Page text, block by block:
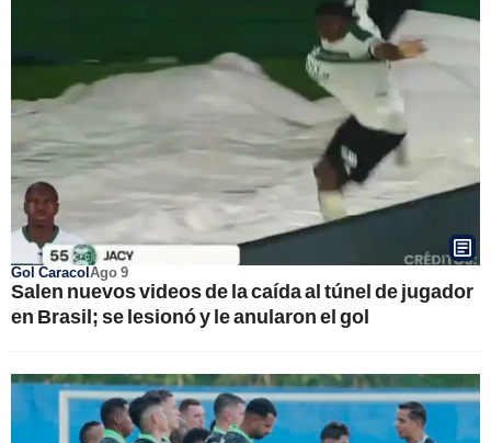
Gol CaracolAgo 9
Salen nuevos videos de la caída al túnel de jugador
en Brasil; se lesionó y le anularon el gol